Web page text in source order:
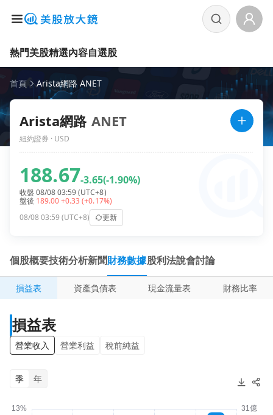
熱門美股精選內容自選股
首頁 Arista網路 ANET
Arista網路 ANET
紐約證券 · USD
188.67-3.65(-1.90%)
收盤 08/08 03:59 (UTC+8)
盤後 189.00+0.33(+0.17%)
08/08 03:59 (UTC+8)
更新
個股概要技術分析新聞財務數據股利法說會討論
損益表 資產負債表 現金流量表 財務比率
損益表
營業收入 營業利益 稅前純益
季 年